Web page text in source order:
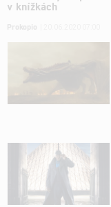
v knížkách